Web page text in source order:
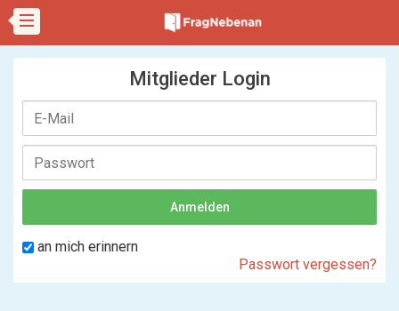
Mitglieder Login
an mich erinnern
Passwort vergessen?